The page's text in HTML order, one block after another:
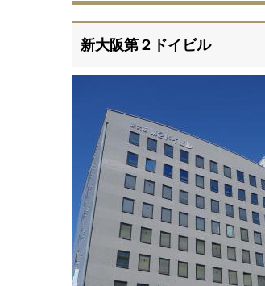
奈良県
新大阪第２ドイビル